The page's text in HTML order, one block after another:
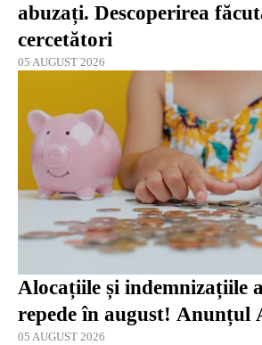
abuzați. Descoperirea
cercetători
05 AUGUST 2026
Alocațiile și indemnizațiile
repede în august! Anunțul
05 AUGUST 2026